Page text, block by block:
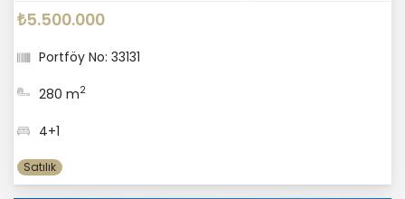
₺5.500.000
Portföy No: 33131
280 m2
4+1
Satılık